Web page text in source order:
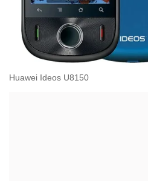
Huawei Ideos U8150